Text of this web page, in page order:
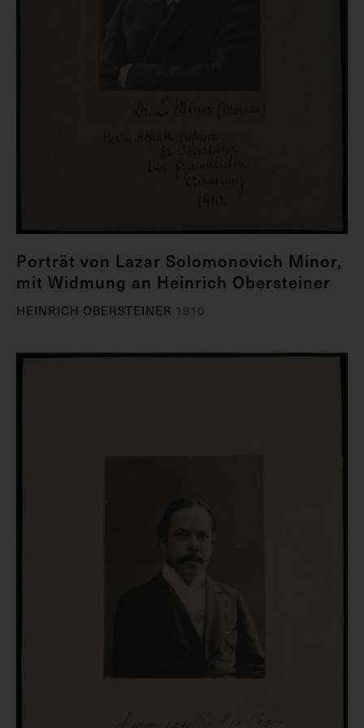
Porträt von Lazar Solomonovich Minor,
mit Widmung an Heinrich Obersteiner
HEINRICH OBERSTEINER 1910